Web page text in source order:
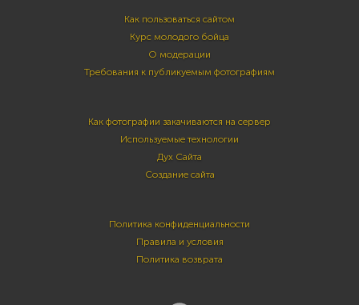
Как пользоваться сайтом
Курс молодого бойца
О модерации
Требования к публикуемым фотографиям
Как фотографии закачиваются на сервер
Используемые технологии
Дух Сайта
Создание сайта
Политика конфиденциальности
Правила и условия
Политика возврата